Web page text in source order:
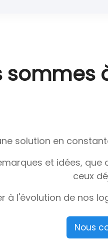
sommes
solution en
et idées,
ceux
à l'évolution de nos
Nous